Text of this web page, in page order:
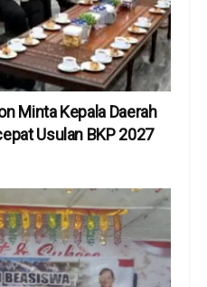
Minta Kepala Daerah
Usulan BKP 2027